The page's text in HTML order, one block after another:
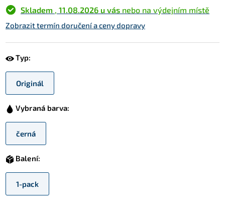
Skladem , 11.08.2026 u vás nebo na výdejním místě
Zobrazit termín doručení a ceny dopravy
Typ:
Originál
Vybraná barva:
černá
Balení:
1-pack